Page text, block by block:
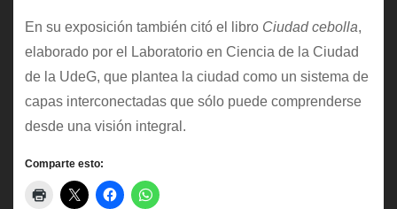
En su exposición también citó el libro Ciudad cebolla,
elaborado por el Laboratorio en Ciencia de la Ciudad
de la UdeG, que plantea la ciudad como un sistema de
capas interconectadas que sólo puede comprenderse
desde una visión integral.
Comparte esto: